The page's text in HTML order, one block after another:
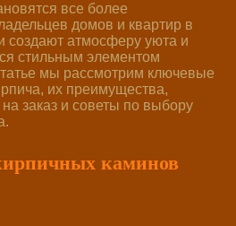
все более
домов и квартир в
создают атмосферу уюта и
стильным элементом
мы рассмотрим ключевые
их преимущества,
заказ и советы по выбору
каминов